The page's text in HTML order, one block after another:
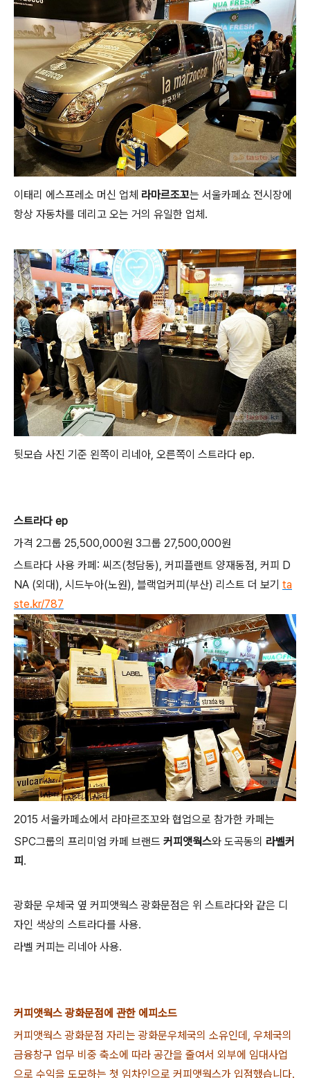
이태리 에스프레소 머신 업체 라마르조꼬는 서울카페쇼 전시장에
항상 자동차를 데리고 오는 거의 유일한 업체.
뒷모습 사진 기준 왼쪽이 리네아, 오른쪽이 스트라다 ep.
스트라다 ep
가격 2그룹 25,500,000원 3그룹 27,500,000원
스트라다 사용 카페: 씨즈(청담동), 커피플랜트 양재동점, 커피 D
NA (외대), 시드누아(노원), 블랙업커피(부산) 리스트 더 보기 ta
ste.kr/787
2015 서울카페쇼에서 라마르조꼬와 협업으로 참가한 카페는
SPC그룹의 프리미엄 카페 브랜드 커피앳웍스와 도곡동의 라벨커
피 .
광화문 우체국 옆 커피앳웍스 광화문점은 위 스트라다와 같은 디
자인 색상의 스트라다를 사용.
라벨 커피는 리네아 사용.
커피앳웍스 광화문점에 관한 에피소드
커피앳웍스 광화문점 자리는 광화문우체국의 소유인데, 우체국의
금융창구 업무 비중 축소에 따라 공간을 줄여서 외부에 임대사업
으로 수익을 도모하는 첫 임차인으로 커피앳웍스가 입점했습니다.